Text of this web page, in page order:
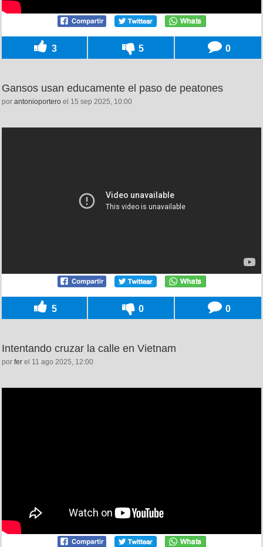
3 5 0
Gansos usan educamente el paso de peatones
por antonioportero el 15 sep 2025, 10:00
5 0 0
Intentando cruzar la calle en Vietnam
por fer el 11 ago 2025, 12:00